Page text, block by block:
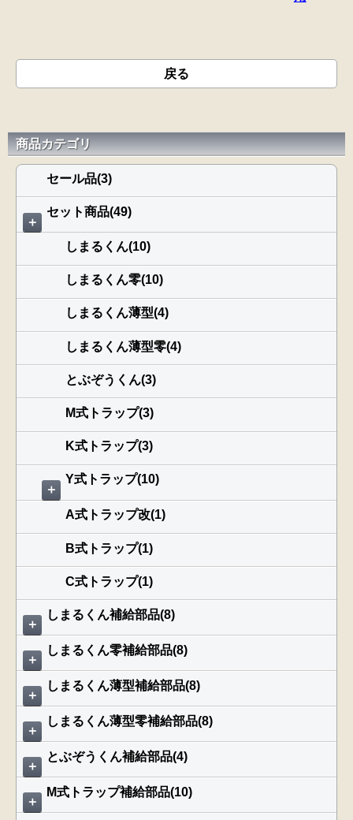
戻る
商品カテゴリ
セール品(3)
＋
セット商品(49)
しまるくん(10)
しまるくん零(10)
しまるくん薄型(4)
しまるくん薄型零(4)
とぶぞうくん(3)
M式トラップ(3)
K式トラップ(3)
＋
Y式トラップ(10)
A式トラップ改(1)
B式トラップ(1)
C式トラップ(1)
＋
しまるくん補給部品(8)
＋
しまるくん零補給部品(8)
＋
しまるくん薄型補給部品(8)
＋
しまるくん薄型零補給部品(8)
＋
とぶぞうくん補給部品(4)
＋
M式トラップ補給部品(10)